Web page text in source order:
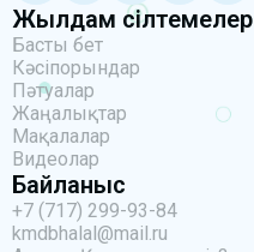
Жылдам сілтемелер
Басты бет
Кәсіпорындар
Пәтуалар
Жаңалықтар
Мақалалар
Видеолар
Байланыс
+7 (717) 299-93-84
kmdbhalal@mail.ru